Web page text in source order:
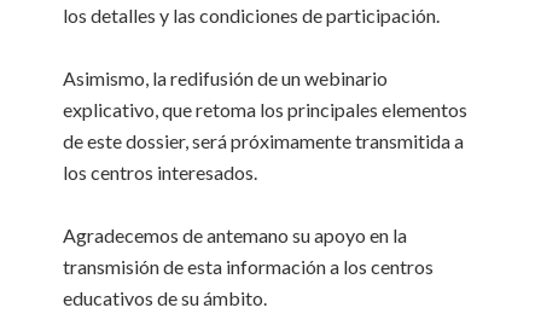
los detalles y las condiciones de participación.
Asimismo, la redifusión de un webinario
explicativo, que retoma los principales elementos
de este dossier, será próximamente transmitida a
los centros interesados.
Agradecemos de antemano su apoyo en la
transmisión de esta información a los centros
educativos de su ámbito.